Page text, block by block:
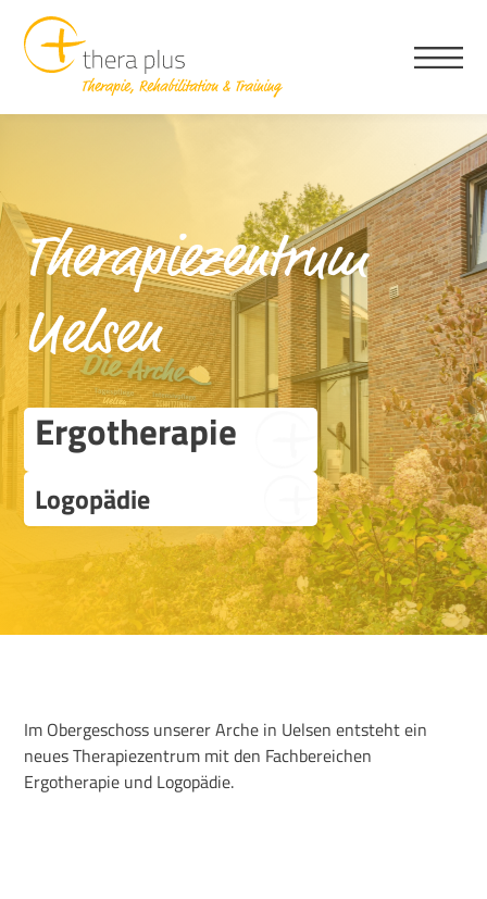
Therapiezentrum
Uelsen
Ergotherapie
Logopädie
Im Obergeschoss unserer Arche in Uelsen entsteht ein
neues Therapiezentrum mit den Fachbereichen
Ergotherapie und Logopädie.